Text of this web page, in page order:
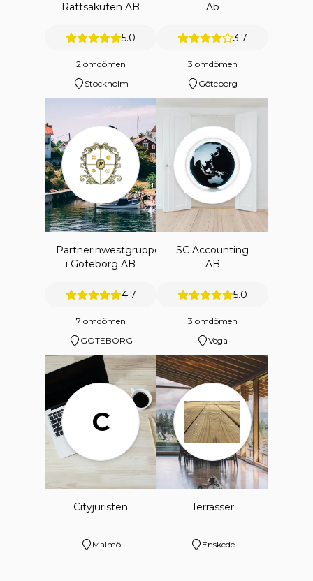
Rättsakuten AB
5.0
2 omdömen
Stockholm
Ab
3.7
3 omdömen
Göteborg
Partnerinwestgruppen
i Göteborg AB
4.7
7 omdömen
GÖTEBORG
SC Accounting
AB
5.0
3 omdömen
Vega
C
Cityjuristen
Malmö
Terrasser
Enskede